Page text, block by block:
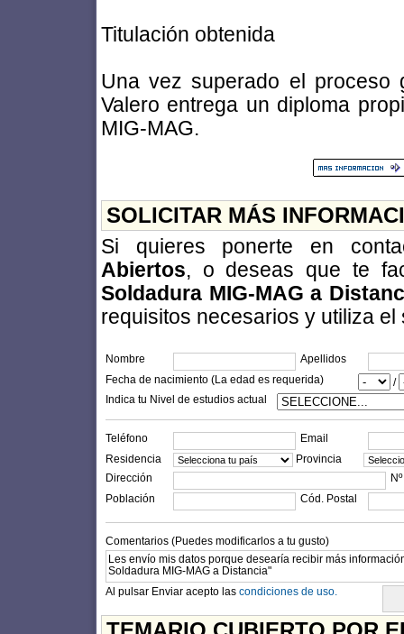
Titulación obtenida
Una vez superado el proceso
Valero entrega un diploma
MIG-MAG.
SOLICITAR MÁS
Si quieres ponerte en
Abiertos, o deseas que te
Soldadura MIG-MAG a
requisitos necesarios y utiliza el
Nombre
Apellidos
Fecha de nacimiento (La edad es requerida)
/
Indica tu Nivel de estudios actual
Teléfono
Email
Residencia
Provincia
Dirección
Nº
Población
Cód. Postal
Comentarios (Puedes modificarlos a tu gusto)
Al pulsar Enviar acepto las condiciones de uso.